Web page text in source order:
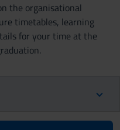
the organisational
timetables, learning
for your time at the